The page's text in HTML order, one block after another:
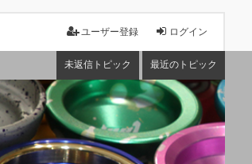
ログイン
ユーザー登録
未返信トピック 最近のトピック